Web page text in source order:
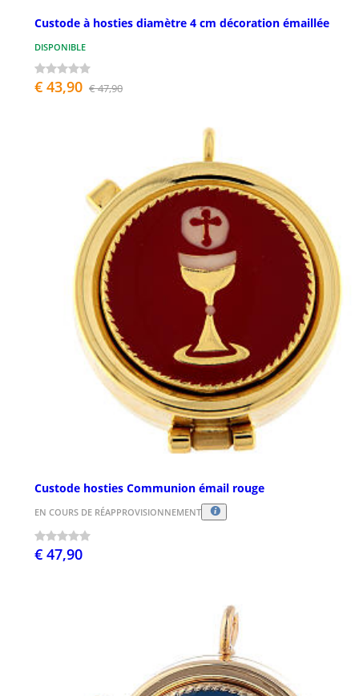
Custode à hosties diamètre 4 cm décoration émaillée
DISPONIBLE
€ 43,90 € 47,90
Custode hosties Communion émail rouge
EN COURS DE RÉAPPROVISIONNEMENT
€ 47,90